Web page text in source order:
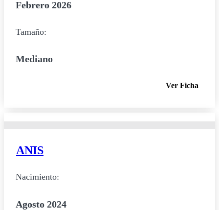
Febrero 2026
Tamaño:
Mediano
Ver Ficha
ANIS
Nacimiento:
Agosto 2024